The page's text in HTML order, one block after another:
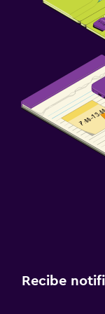
Recibe